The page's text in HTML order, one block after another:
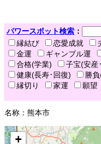
パワースポット検索 ：
縁結び
恋愛成就
金運
ギャンブル運
合格(学業)
子宝(安産
健康(長寿･回復)
勝
縁切り
家運 願望
名称：熊本市
+